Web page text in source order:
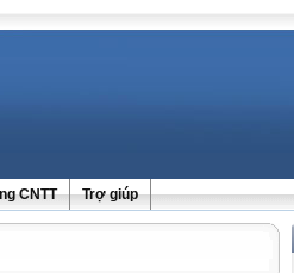
CNTT Trợ giúp